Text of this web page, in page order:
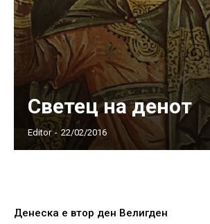
Светец на денот
Editor - 22/02/2016
Денеска е втор ден Велигден